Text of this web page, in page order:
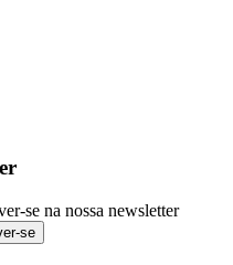
se na nossa newsletter
se